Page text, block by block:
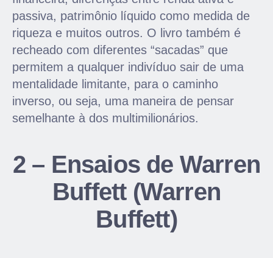
passiva, patrimônio líquido como medida de
riqueza e muitos outros. O livro também é
recheado com diferentes “sacadas” que
permitem a qualquer indivíduo sair de uma
mentalidade limitante, para o caminho
inverso, ou seja, uma maneira de pensar
semelhante à dos multimilionários.
2 – Ensaios de Warren
Buffett (Warren
Buffett)